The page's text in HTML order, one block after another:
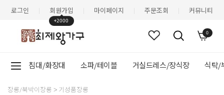
로그인 회원가입
+2000
마이페이지 주문조회 커뮤니티
0
침대/화장대 소파/테이블 거실드레스/장식장 식탁/
장롱/북박이장롱 기성품장롱